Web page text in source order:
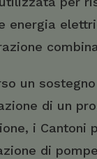
energia
un
di un
i Cantoni
di